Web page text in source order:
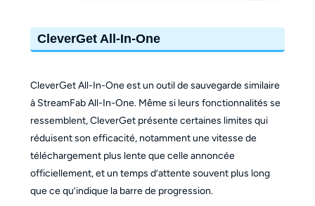
CleverGet All-In-One
CleverGet All-In-One est un outil de sauvegarde similaire
à StreamFab All-In-One. Même si leurs fonctionnalités se
ressemblent, CleverGet présente certaines limites qui
réduisent son efficacité, notamment une vitesse de
téléchargement plus lente que celle annoncée
officiellement, et un temps d’attente souvent plus long
que ce qu’indique la barre de progression.